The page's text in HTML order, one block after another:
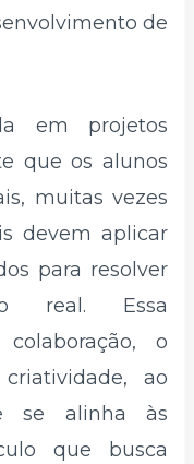
de
em projetos
que os alunos
muitas vezes
devem aplicar
para resolver
real. Essa
o
ao
se alinha às
que busca